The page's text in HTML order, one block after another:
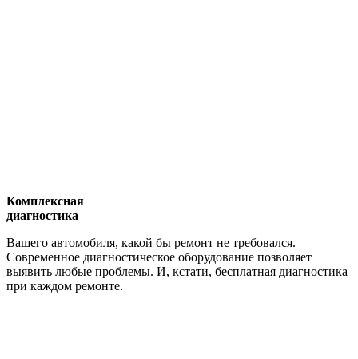
Комплексная
диагностика
Вашего автомобиля, какой бы ремонт не требовался.
Современное диагностическое оборудование позволяет
выявить любые проблемы. И, кстати, бесплатная диагностика
при каждом ремонте.